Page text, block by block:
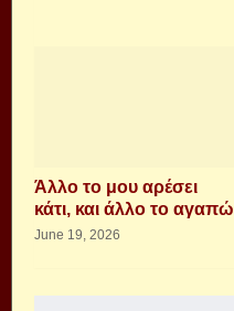
Άλλο το μου αρέσει
κάτι, και άλλο το αγαπώ
June 19, 2026